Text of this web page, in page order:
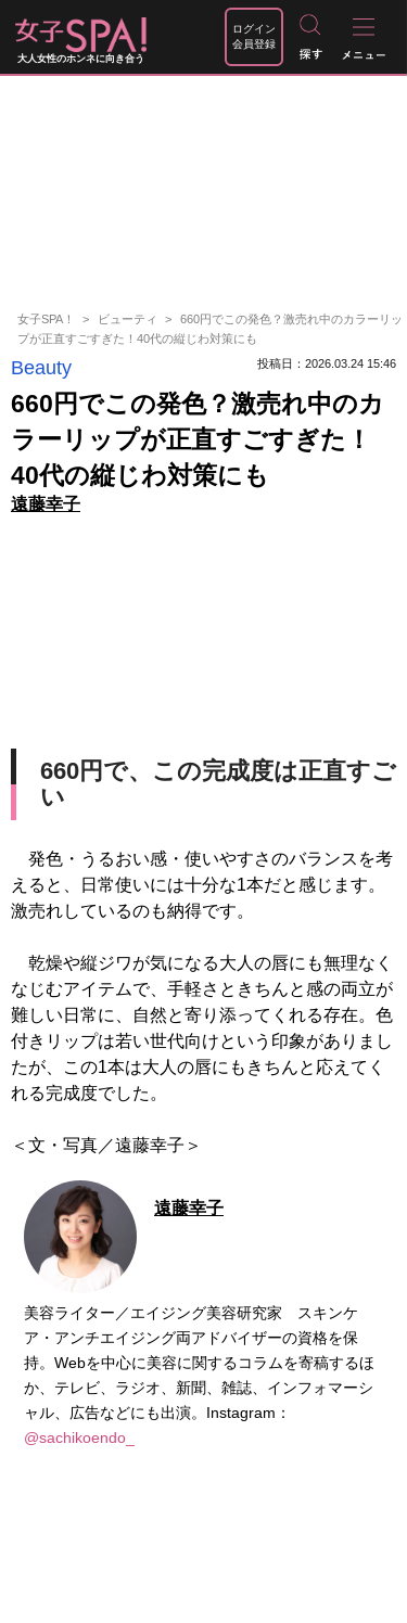
大人女性のホンネに向き合う
ログイン
会員登録
女子SPA！ ビューティ
660円でこの発色？激売れ中のカラーリッ
プが正直すごすぎた！40代の縦じわ対策にも
Beauty 投稿日：2026.03.24 15:46
660円でこの発色？激売れ中のカ
ラーリップが正直すごすぎた！
40代の縦じわ対策にも
遠藤幸子
660円で、この完成度は正直すご
い
発色・うるおい感・使いやすさのバランスを考
えると、日常使いには十分な1本だと感じます。
激売れしているのも納得です。
乾燥や縦ジワが気になる大人の唇にも無理なく
なじむアイテムで、手軽さときちんと感の両立が
難しい日常に、自然と寄り添ってくれる存在。色
付きリップは若い世代向けという印象がありまし
たが、この1本は大人の唇にもきちんと応えてく
れる完成度でした。
＜文・写真／遠藤幸子＞
遠藤幸子
美容ライター／エイジング美容研究家 スキンケ
ア・アンチエイジング両アドバイザーの資格を保
持。Webを中心に美容に関するコラムを寄稿するほ
か、テレビ、ラジオ、新聞、雑誌、インフォマーシ
ャル、広告などにも出演。Instagram：
@sachikoendo_